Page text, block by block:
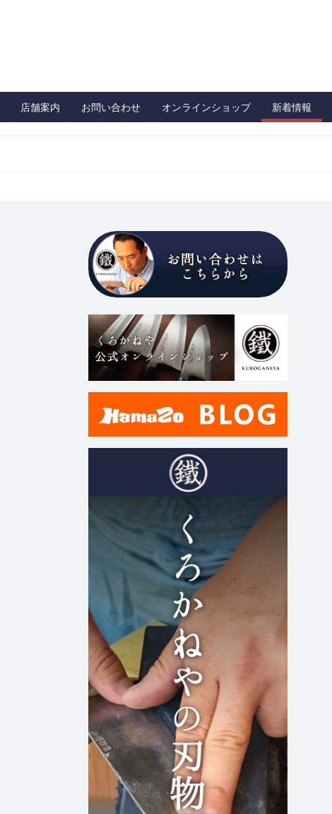
店舗案内 お問い合わせ オンラインショップ 新着情報